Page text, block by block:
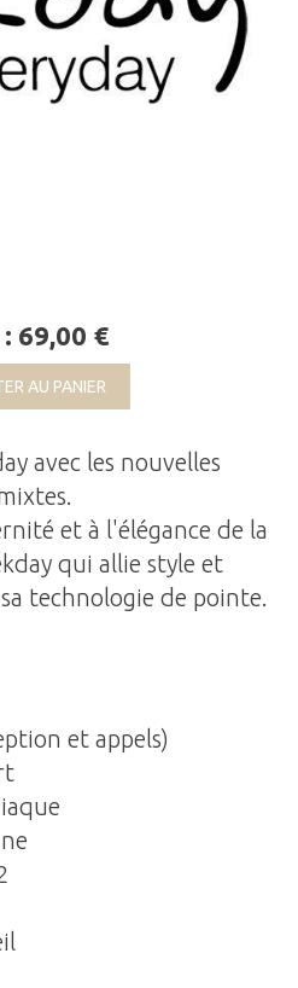
69,00 €
AU PANIER
avec les nouvelles
et à l'élégance de la
qui allie style et
technologie de pointe.
et appels)